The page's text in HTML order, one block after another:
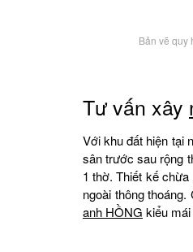
Bản vẽ quy
Tư vấn xây
Với khu đất hiện tại
sân trước sau rộng
1 thờ. Thiết kế
ngoài thông
anh HỒNG kiểu